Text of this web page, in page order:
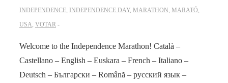
INDEPENDENCE, INDEPENDENCE DAY, MARATHON, MARATÓ,
USA, VOTAR
Welcome to the Independence Marathon! Català –
Castellano – English – Euskara – French – Italiano –
Deutsch – Български – Română – русский язык –